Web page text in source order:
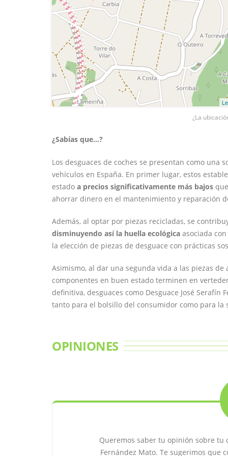
¿La
¿Sabías que...?
Los desguaces de coches se presentan como una
vehículos en España. En primer lugar, estos
estado a precios significativamente más bajos
ahorrar dinero en el mantenimiento y reparación
Además, al optar por piezas recicladas, se
disminuyendo así la huella ecológica asociada
la elección de piezas de desguace con prácticas
Asimismo, al dar una segunda vida a las piezas de
componentes en buen estado terminen en
definitiva, desguaces como Desguace José
tanto para el bolsillo del consumidor como para la
OPINIONES
Queremos saber tu opinión sobre tu
Fernández Mato. Te sugerimos que